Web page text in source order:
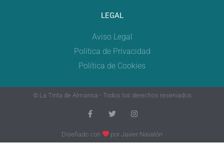
LEGAL
Aviso Legal
Política de Privacidad
Política de Cookies
© La Tinta de Almansa - Todos los derechos reservados
Diseñado con porJavier Navalón